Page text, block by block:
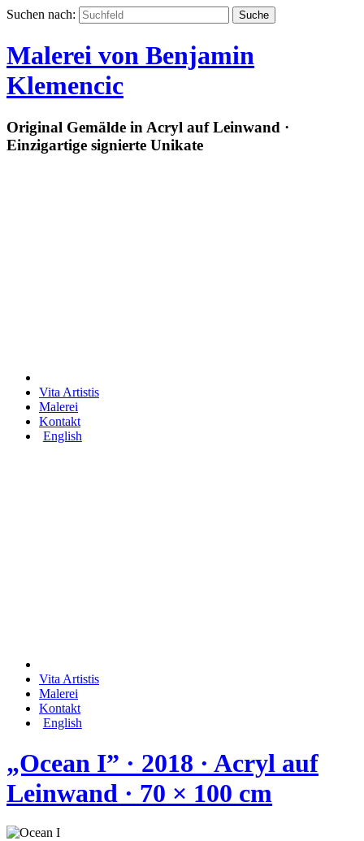
Suchen nach:
Malerei von Benjamin
Klemencic
Original Gemälde in Acryl auf Leinwand ·
Einzigartige signierte Unikate
Vita Artistis
Malerei
Kontakt
English
Vita Artistis
Malerei
Kontakt
English
„Ocean I” · 2018 · Acryl auf
Leinwand · 70 × 100 cm